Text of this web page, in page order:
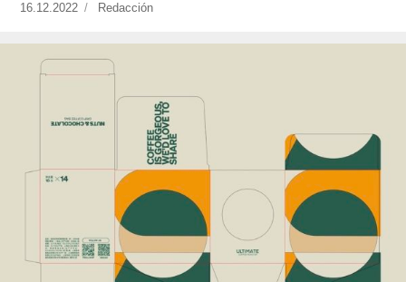
Publicado
16.12.2022 https://www.experimenta.es/author/redaccion/
Redacción